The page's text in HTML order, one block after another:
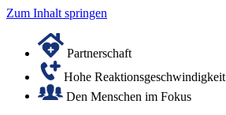
Zum Inhalt springen
Partnerschaft
Hohe Reaktionsgeschwindigkeit
Den Menschen im Fokus